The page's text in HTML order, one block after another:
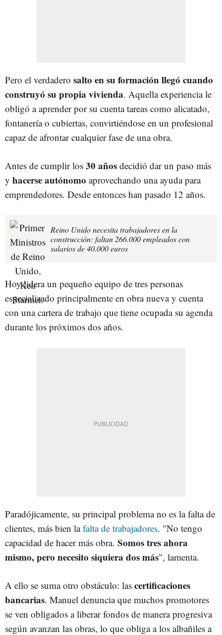
Pero el verdadero salto en su formación llegó cuando
construyó su propia vivienda. Aquella experiencia le
obligó a aprender por su cuenta tareas como alicatado,
fontanería o cubiertas, convirtiéndose en un profesional
capaz de afrontar cualquier fase de una obra.
Antes de cumplir los 30 años decidió dar un paso más
y hacerse autónomo aprovechando una ayuda para
emprendedores. Desde entonces han pasado 12 años.
Reino Unido necesita trabajadores en la
construcción: faltan 266.000 empleados con
salarios de 40.000 euros
Hoy lidera un pequeño equipo de tres personas
especializado principalmente en obra nueva y cuenta
con una cartera de trabajo que tiene ocupada su agenda
durante los próximos dos años.
Paradójicamente, su principal problema no es la falta de
clientes, más bien lafalta de trabajadores. "No tengo
capacidad de hacer más obra. Somos tres ahora
mismo, pero necesito siquiera dos más", lamenta.
A ello se suma otro obstáculo: las certificaciones
bancarias. Manuel denuncia que muchos promotores
se ven obligados a liberar fondos de manera progresiva
según avanzan las obras, lo que obliga a los albañiles a